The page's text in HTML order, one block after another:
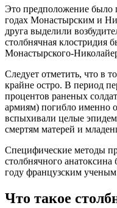
Это предположение было
годах Монастырским и
друга выделили
столбнячная клостридия
Монастырского-
Следует отметить, что в
крайне остро. В период
процентов раненых
армиям) погибло именно
вспыхивали целые
смертям матерей и
Специфические методы
столбнячного
году французским
Что такое